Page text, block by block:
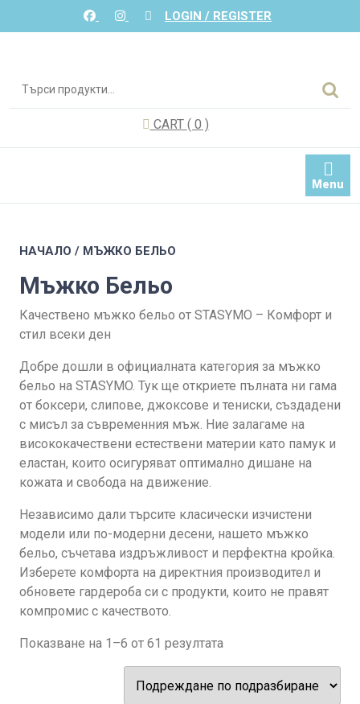
LOGIN / REGISTER
CART ( 0 )
Menu
НАЧАЛО / МЪЖКО БЕЛЬО
Мъжко Бельо
Качествено мъжко бельо от STASYMO – Комфорт и
стил всеки ден
Добре дошли в официалната категория за мъжко
бельо на STASYMO. Тук ще откриете пълната ни гама
от боксери, слипове, джоксове и тениски, създадени
с мисъл за съвременния мъж. Ние залагаме на
висококачествени естествени материи като памук и
еластан, които осигуряват оптимално дишане на
кожата и свобода на движение.
Независимо дали търсите класически изчистени
модели или по-модерни десени, нашето мъжко
бельо, съчетава издръжливост и перфектна кройка.
Изберете комфорта на директния производител и
обновете гардероба си с продукти, които не правят
компромис с качеството.
Показване на 1–6 от 61 резултата